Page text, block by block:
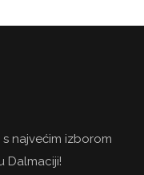
najvećim izborom
Dalmaciji!